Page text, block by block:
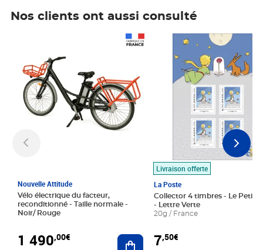
Nos clients ont aussi consulté
Nouvelle Attitude
Vélo électrique du facteur,
reconditionné - Taille normale -
Noir/ Rouge
1 490,00€ Ajouter au panier
Livraison offerte
La Poste
Collector 4 timbres - Le Petit
- Lettre Verte
20g / France
7,50€
Prix 7,50€